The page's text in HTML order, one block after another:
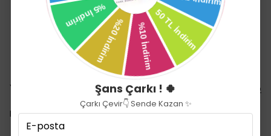
Yorumlar Yorum Yap
Bu ürün için henüz yorum yapılmamış.
Şans Çarkı ! 🍀
Çarkı Çevir👇 Sende Kazan ✨